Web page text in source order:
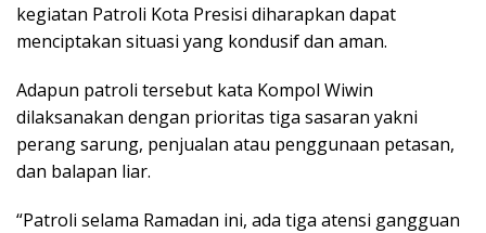
kegiatan Patroli Kota Presisi diharapkan dapat
menciptakan situasi yang kondusif dan aman.
Adapun patroli tersebut kata Kompol Wiwin
dilaksanakan dengan prioritas tiga sasaran yakni
perang sarung, penjualan atau penggunaan petasan,
dan balapan liar.
“Patroli selama Ramadan ini, ada tiga atensi gangguan